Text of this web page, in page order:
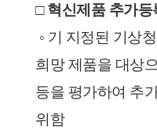
□ 혁신제품 추가등
희망 제품을 대상
등을 평가하여 추
위함